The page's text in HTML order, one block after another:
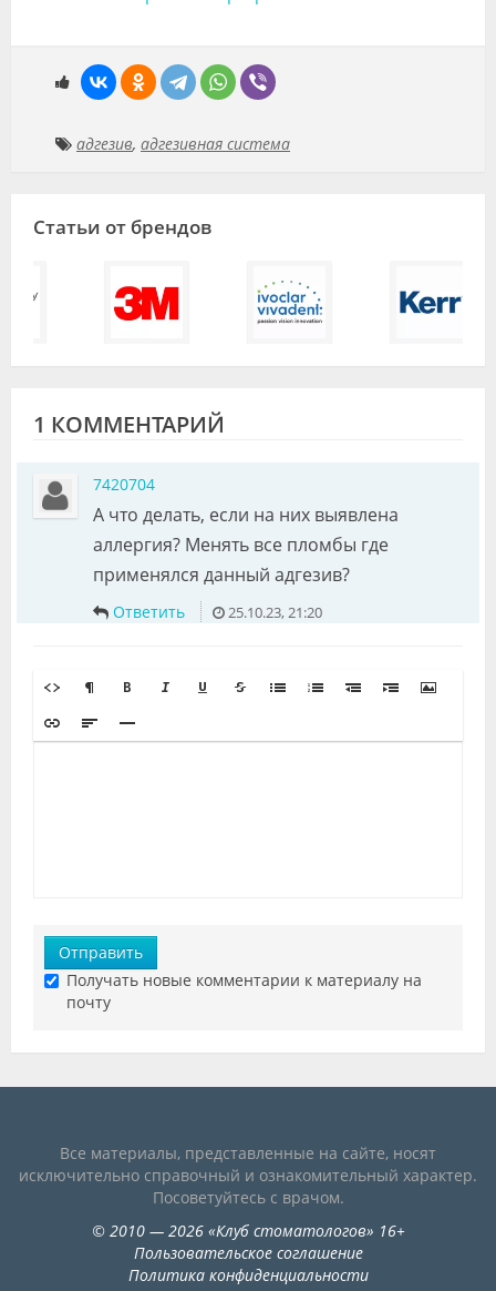
адгезив, адгезивная система
Статьи от брендов
1 КОММЕНТАРИЙ
7420704
А что делать, если на них выявлена
аллергия? Менять все пломбы где
применялся данный адгезив?
Ответить 25.10.23, 21:20
Отправить
Получать новые комментарии к материалу на
почту
Все материалы, представленные на сайте, носят
исключительно справочный и ознакомительный характер.
Посоветуйтесь с врачом.
© 2010— 2026«Клуб стоматологов» 16+
Пользовательское соглашение
Политика конфиденциальности